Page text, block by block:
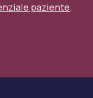
paziente.